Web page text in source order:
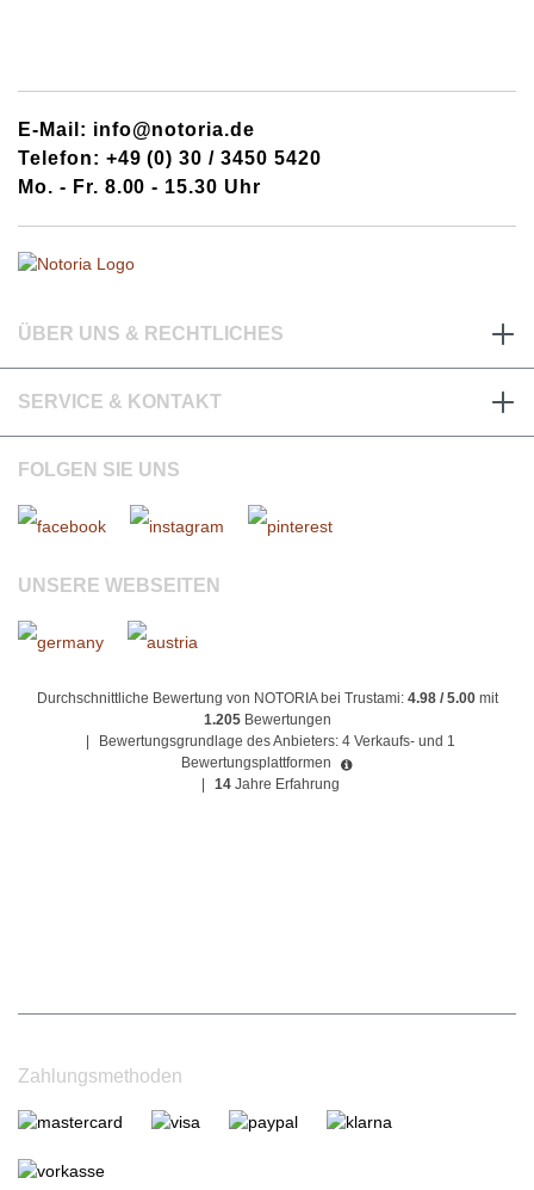
E-Mail: info@notoria.de
Telefon: +49 (0) 30 / 3450 5420
Mo. - Fr. 8.00 - 15.30 Uhr
ÜBER UNS & RECHTLICHES
SERVICE & KONTAKT
FOLGEN SIE UNS
UNSERE WEBSEITEN
Durchschnittliche Bewertung von NOTORIA bei Trustami: 4.98 / 5.00mit
1.205 Bewertungen
Bewertungsgrundlage des Anbieters: 4 Verkaufs- und 1
Bewertungsplattformen
14 Jahre Erfahrung
Zahlungsmethoden